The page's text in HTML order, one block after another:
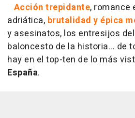
Acción trepidante, romance
adriática, brutalidad y épica
y asesinatos, los entresijos
baloncesto de la historia... de
hay en el top-ten de lo más
España.